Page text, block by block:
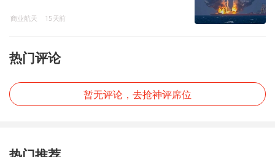
商业航天 15天前
热门评论
暂无评论，去抢神评席位